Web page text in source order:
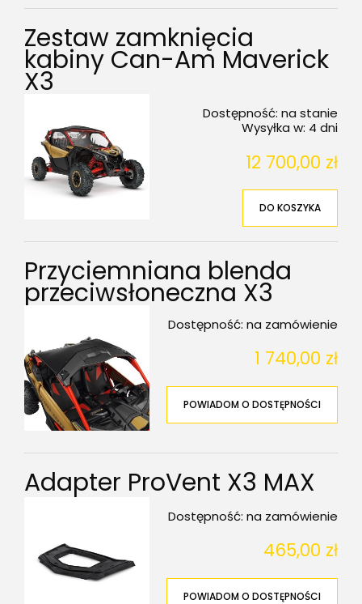
Zestaw zamknięcia
kabiny Can-Am Maverick
X3
Dostępność: na stanie
Wysyłka w: 4 dni
12 700,00 zł
DO KOSZYKA
Przyciemniana blenda
przeciwsłoneczna X3
Dostępność: na zamówienie
1 740,00 zł
POWIADOM O DOSTĘPNOŚCI
Adapter ProVent X3 MAX
Dostępność: na zamówienie
465,00 zł
POWIADOM O DOSTĘPNOŚCI